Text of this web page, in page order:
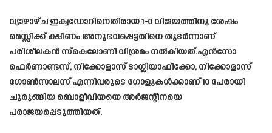
വ്യാഴാഴ്ച ഇക്വഡോറിനെതിരായ 1-0 വിജയത്തിനു ശേഷം
മെസ്സിക്ക് ക്ഷീണം അനുഭവപ്പെട്ടതിനെ തുടർന്നാണ്
പരിശീലകൻ സ്കെലോണി വിശ്രമം നൽകിയത്.എൻസോ
ഫെർണാണ്ടസ്, നിക്കോളാസ് ടാഗ്ലിയാഫിക്കോ, നിക്കോളാസ്
ഗോൺസാലസ് എന്നിവരുടെ ഗോളുകൾക്കാണ് 10 പേരായി
ചുരുങ്ങിയ ബൊളീവിയയെ അർജന്റീനയെ
പരാജയപ്പെടുത്തിയത്.